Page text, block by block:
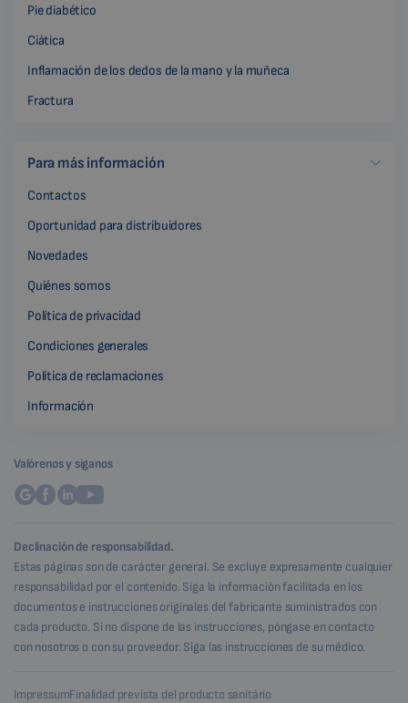
Pie diabético
Ciática
Inflamación de los dedos de la mano y la muñeca
Fractura
Para más información
Contactos
Oportunidad para distribuidores
Novedades
Quiénes somos
Política de privacidad
Condiciones generales
Política de reclamaciones
Información
Valórenos y síganos
Declinación de responsabilidad.
Estas páginas son de carácter general. Se excluye expresamente cualquier
responsabilidad por el contenido. Siga la información facilitada en los
documentos e instrucciones originales del fabricante suministrados con
cada producto. Si no dispone de las instrucciones, póngase en contacto
con nosotros o con su proveedor. Siga las instrucciones de su médico.
ImpressumFinalidad prevista del producto sanitário